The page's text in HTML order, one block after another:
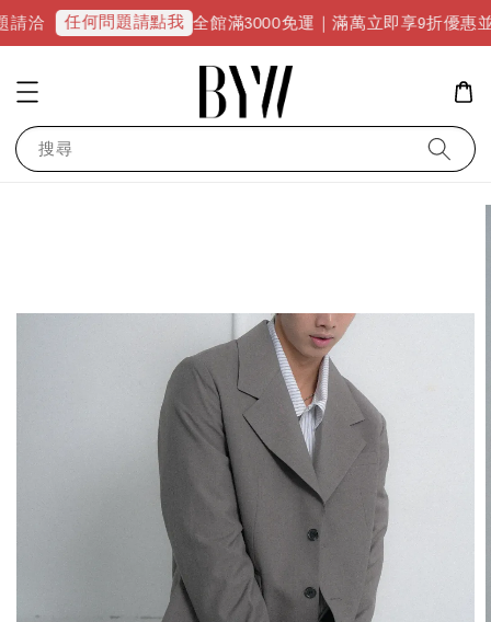
題請點我 全館滿3000免運｜滿萬立即享9折優惠並升級VIP會
搜尋